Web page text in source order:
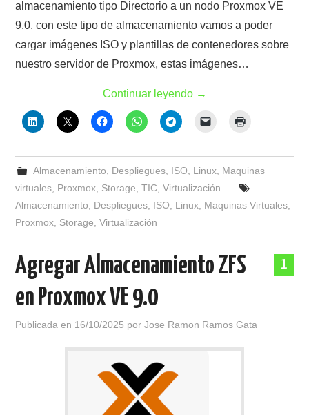
almacenamiento tipo Directorio a un nodo Proxmox VE
9.0, con este tipo de almacenamiento vamos a poder
cargar imágenes ISO y plantillas de contenedores sobre
nuestro servidor de Proxmox, estas imágenes…
Continuar leyendo →
Almacenamiento Despliegues, ISO Linux, Maquinas
virtuales Proxmox Storage ,TIC ,Virtualización
Almacenamiento
Despliegues ISO Linux Maquinas Virtuales
Proxmox Storage ,Virtualización
1
Agregar Almacenamiento ZFS
en Proxmox VE 9.0
Publicada en 16/10/2025 porJose Ramon Ramos Gata